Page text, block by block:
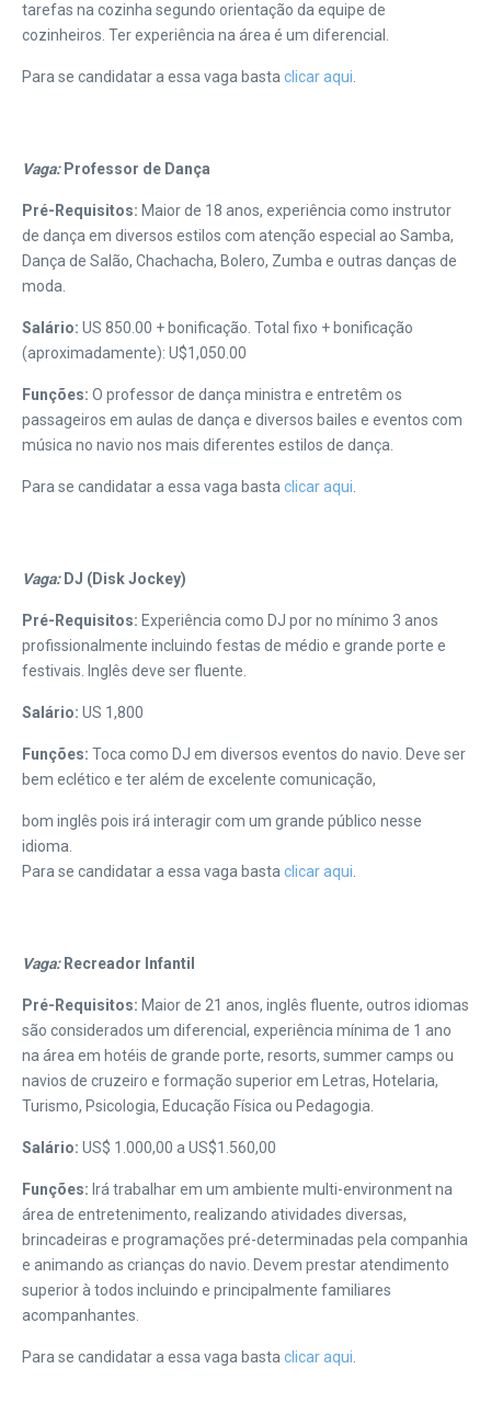
tarefas na cozinha segundo orientação da equipe de
cozinheiros. Ter experiência na área é um diferencial.
Para se candidatar a essa vaga basta clicar aqui
Vaga: Professor de Dança
Pré-Requisitos: Maior de 18 anos, experiência como instrutor
de dança em diversos estilos com atenção especial ao Samba,
Dança de Salão, Chachacha, Bolero, Zumba e outras danças de
moda.
Salário: US 850.00 + bonificação. Total fixo + bonificação
(aproximadamente): U$1,050.00
Funções: O professor de dança ministra e entretêm os
passageiros em aulas de dança e diversos bailes e eventos com
música no navio nos mais diferentes estilos de dança.
Para se candidatar a essa vaga basta clicar aqui
Vaga: DJ (Disk Jockey)
Pré-Requisitos: Experiência como DJ por no mínimo 3 anos
profissionalmente incluindo festas de médio e grande porte e
festivais. Inglês deve ser fluente.
Salário: US 1,800
Funções: Toca como DJ em diversos eventos do navio. Deve ser
bem eclético e ter além de excelente comunicação,
bom inglês pois irá interagir com um grande público nesse
idioma.
Para se candidatar a essa vaga basta clicar aqui
Vaga: Recreador Infantil
Pré-Requisitos: Maior de 21 anos, inglês fluente, outros idiomas
são considerados um diferencial, experiência mínima de 1 ano
na área em hotéis de grande porte, resorts, summer camps ou
navios de cruzeiro e formação superior em Letras, Hotelaria,
Turismo, Psicologia, Educação Física ou Pedagogia.
Salário: US$ 1.000,00 a US$1.560,00
Funções: Irá trabalhar em um ambiente multi-environment na
área de entretenimento, realizando atividades diversas,
brincadeiras e programações pré-determinadas pela companhia
e animando as crianças do navio. Devem prestar atendimento
superior à todos incluindo e principalmente familiares
acompanhantes.
Para se candidatar a essa vaga basta clicar aqui